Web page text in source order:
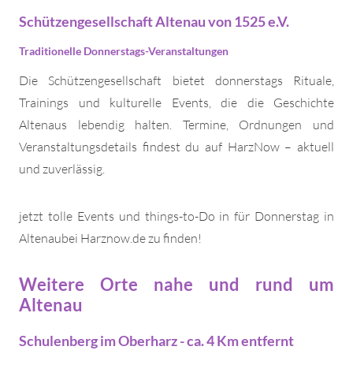
Schützengesellschaft Altenau von 1525 e.V.
Traditionelle Donnerstags-Veranstaltungen
Die Schützengesellschaft bietet donnerstags Rituale,
Trainings und kulturelle Events, die die Geschichte
Altenaus lebendig halten. Termine, Ordnungen und
Veranstaltungsdetails findest du auf HarzNow – aktuell
und zuverlässig.
jetzt tolle Events und things-to-Do in für Donnerstag in
Altenaubei Harznow.de zu finden!
Weitere Orte nahe und rund um
Altenau
Schulenberg im Oberharz - ca. 4 Km entfernt